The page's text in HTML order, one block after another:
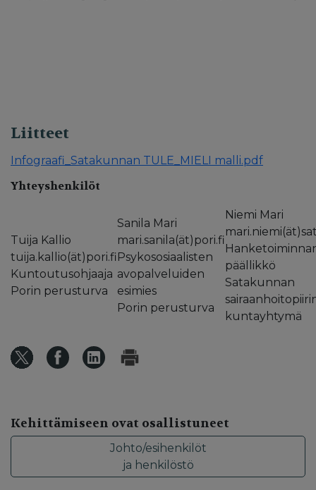
Liitteet
Infograafi_Satakunnan TULE_MIELI malli.pdf
Yhteyshenkilöt
Tuija Kallio
tuija.kallio(ät)pori.fi
Kuntoutusohjaaja
Porin perusturva
Sanila Mari
mari.sanila(ät)pori.fi
Psykososiaalisten
avopalveluiden
esimies
Porin perusturva
Niemi Mari
päällikkö
Satakunnan
kuntayhtymä
Kehittämiseen ovat osallistuneet
Johto/esihenkilöt
ja henkilöstö